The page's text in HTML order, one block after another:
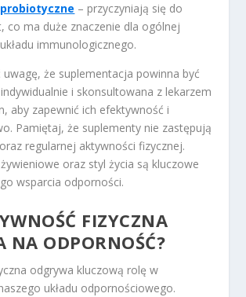
– przyczyniają się do
co ma duże znaczenie dla ogólnej
immunologicznego.
że suplementacja powinna być
i skonsultowana z lekarzem
aby zapewnić ich efektywność i
Pamiętaj, że suplementy nie zastępują
regularnej aktywności fizycznej.
oraz styl życia są kluczowe
wsparcia odporności.
FIZYCZNA
NA ODPORNOŚĆ?
odgrywa kluczową rolę w
układu odpornościowego.